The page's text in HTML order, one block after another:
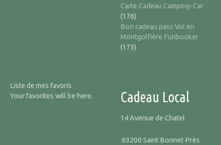
Carte Cadeau Camping-Car
(176)
Bon cadeau pass Vol en
Montgolfière Funbooker
(173)
Liste de mes favoris
Your favorites will be here.
Cadeau Local
14 Avenue de Chatel
63200 Saint Bonnet Près